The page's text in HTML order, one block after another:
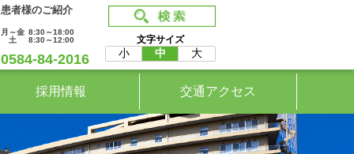
患者様のご紹介
月～金 8:30～18:00
土
8:30～12:00
0584-84-2016
文字サイズ
小 中 大
採用情報 交通アクセス